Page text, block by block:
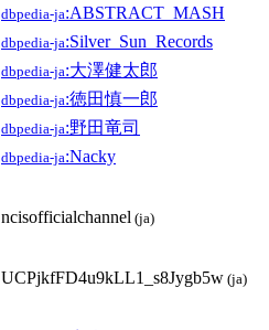
dbpedia-ja:ABSTRACT_MASH
dbpedia-ja:Silver_Sun_Records
dbpedia-ja:大澤健太郎
dbpedia-ja:徳田慎一郎
dbpedia-ja:野田竜司
dbpedia-ja:Nacky
ncisofficialchannel (ja)
UCPjkfFD4u9kLL1_s8Jygb5w (ja)